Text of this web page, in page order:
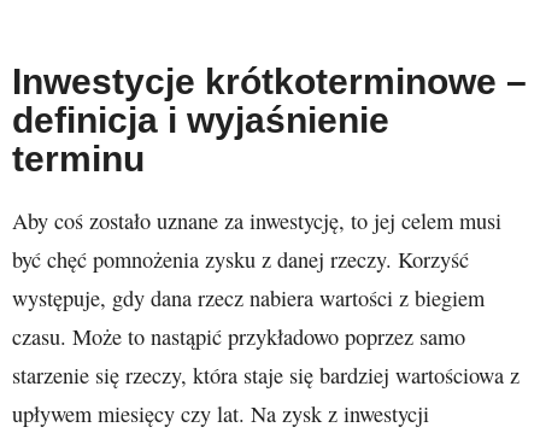
Inwestycje krótkoterminowe –
definicja i wyjaśnienie
terminu
Aby coś zostało uznane za inwestycję, to jej celem musi
być chęć pomnożenia zysku z danej rzeczy. Korzyść
występuje, gdy dana rzecz nabiera wartości z biegiem
czasu. Może to nastąpić przykładowo poprzez samo
starzenie się rzeczy, która staje się bardziej wartościowa z
upływem miesięcy czy lat. Na zysk z inwestycji